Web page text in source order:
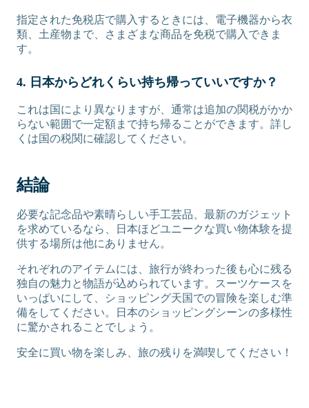
指定された免税店で購入するときには、電子機器から衣
類、土産物まで、さまざまな商品を免税で購入できま
す。
4. 日本からどれくらい持ち帰っていいですか？
これは国により異なりますが、通常は追加の関税がかか
らない範囲で一定額まで持ち帰ることができます。詳し
くは国の税関に確認してください。
結論
必要な記念品や素晴らしい手工芸品、最新のガジェット
を求めているなら、日本ほどユニークな買い物体験を提
供する場所は他にありません。
それぞれのアイテムには、旅行が終わった後も心に残る
独自の魅力と物語が込められています。スーツケースを
いっぱいにして、ショッピング天国での冒険を楽しむ準
備をしてください。日本のショッピングシーンの多様性
に驚かされることでしょう。
安全に買い物を楽しみ、旅の残りを満喫してください！